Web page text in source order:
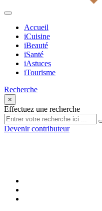
Accueil
iCuisine
iBeauté
iSanté
iAstuces
iTourisme
Recherche
×
Effectuez une recherche
Devenir contributeur